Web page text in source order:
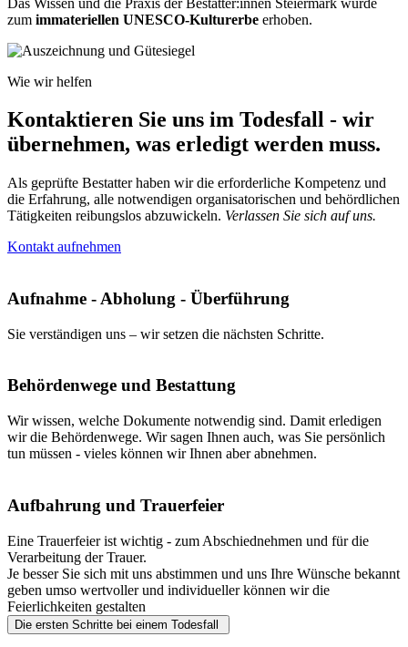
zum immateriellen UNESCO-Kulturerbe erhoben.
Wie wir helfen
Kontaktieren Sie uns im Todesfall - wir
übernehmen, was erledigt werden muss.
Als geprüfte Bestatter haben wir die erforderliche Kompetenz und
die Erfahrung, alle notwendigen organisatorischen und behördlichen
Tätigkeiten reibungslos abzuwickeln. Verlassen Sie sich auf uns.
Kontakt aufnehmen
Aufnahme - Abholung - Überführung
Sie verständigen uns – wir setzen die nächsten Schritte.
Behördenwege und Bestattung
Wir wissen, welche Dokumente notwendig sind. Damit erledigen
wir die Behördenwege. Wir sagen Ihnen auch, was Sie persönlich
tun müssen - vieles können wir Ihnen aber abnehmen.
Aufbahrung und Trauerfeier
Eine Trauerfeier ist wichtig - zum Abschiednehmen und für die
Verarbeitung der Trauer.
Je besser Sie sich mit uns abstimmen und uns Ihre Wünsche bekannt
geben umso wertvoller und individueller können wir die
Feierlichkeiten gestalten
Die ersten Schritte bei einem Todesfall